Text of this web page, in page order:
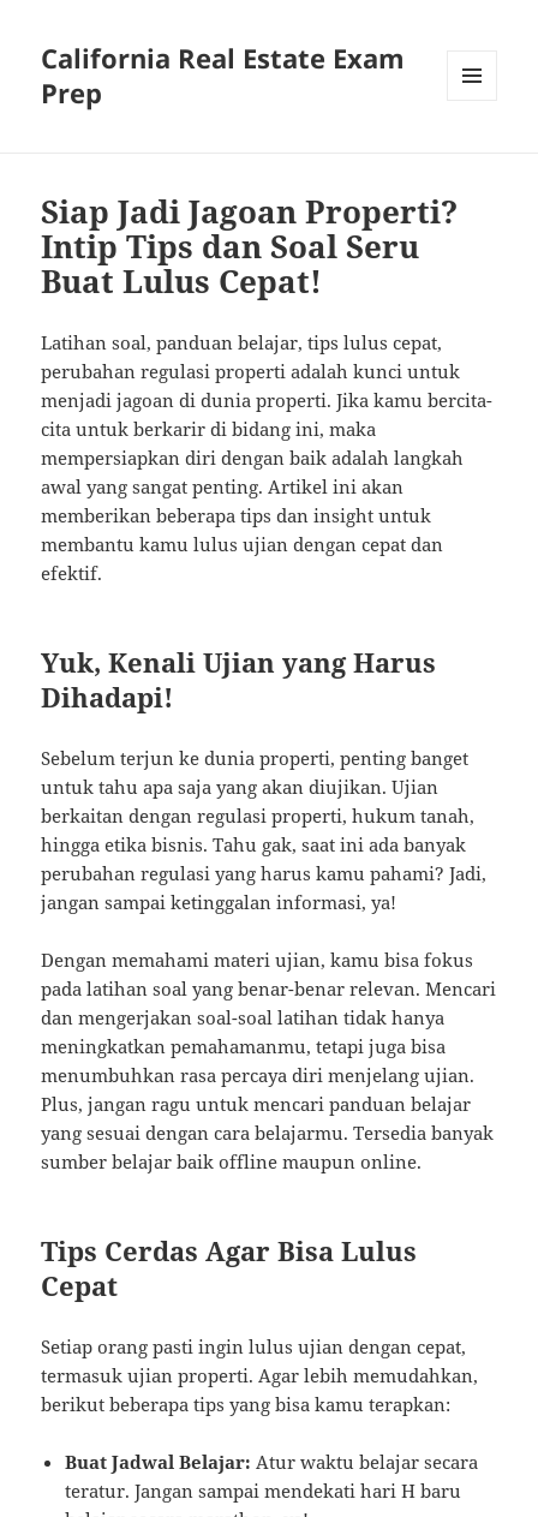
California Real Estate Exam
Prep
Siap Jadi Jagoan Properti?
Intip Tips dan Soal Seru
Buat Lulus Cepat!
Latihan soal, panduan belajar, tips lulus cepat,
perubahan regulasi properti adalah kunci untuk
menjadi jagoan di dunia properti. Jika kamu bercita-
cita untuk berkarir di bidang ini, maka
mempersiapkan diri dengan baik adalah langkah
awal yang sangat penting. Artikel ini akan
memberikan beberapa tips dan insight untuk
membantu kamu lulus ujian dengan cepat dan
efektif.
Yuk, Kenali Ujian yang Harus
Dihadapi!
Sebelum terjun ke dunia properti, penting banget
untuk tahu apa saja yang akan diujikan. Ujian
berkaitan dengan regulasi properti, hukum tanah,
hingga etika bisnis. Tahu gak, saat ini ada banyak
perubahan regulasi yang harus kamu pahami? Jadi,
jangan sampai ketinggalan informasi, ya!
Dengan memahami materi ujian, kamu bisa fokus
pada latihan soal yang benar-benar relevan. Mencari
dan mengerjakan soal-soal latihan tidak hanya
meningkatkan pemahamanmu, tetapi juga bisa
menumbuhkan rasa percaya diri menjelang ujian.
Plus, jangan ragu untuk mencari panduan belajar
yang sesuai dengan cara belajarmu. Tersedia banyak
sumber belajar baik offline maupun online.
Tips Cerdas Agar Bisa Lulus
Cepat
Setiap orang pasti ingin lulus ujian dengan cepat,
termasuk ujian properti. Agar lebih memudahkan,
berikut beberapa tips yang bisa kamu terapkan:
Buat Jadwal Belajar: Atur waktu belajar secara
teratur. Jangan sampai mendekati hari H baru